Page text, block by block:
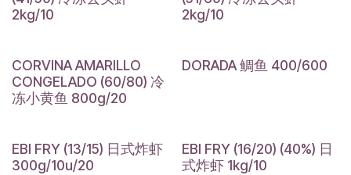
2kg/10
2kg/10
CORVINA AMARILLO
CONGELADO (60/80) 冷
冻小黄鱼 800g/20
DORADA 鲷鱼 400/600
EBI FRY (13/15) 日式炸虾
300g/10u/20
EBI FRY (16/20) (40%) 日
式炸虾 1kg/10